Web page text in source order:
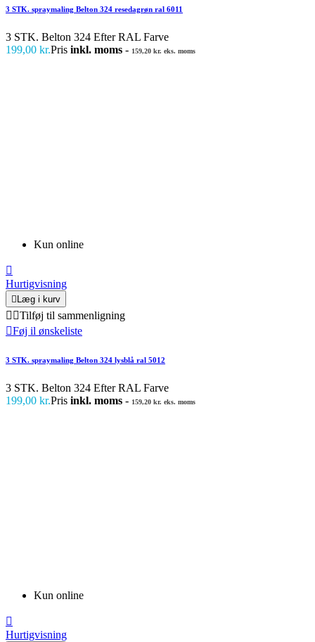
3 STK. spraymaling Belton 324 resedagrøn ral 6011
3 STK. Belton 324 Efter RAL Farve
199,00 kr.Pris inkl. moms - 159,20 kr. eks. moms
Kun online

Hurtigvisning
 Læg i kurv
 Tilføj til sammenligning
Føj il ønskeliste
3 STK. spraymaling Belton 324 lysblå ral 5012
3 STK. Belton 324 Efter RAL Farve
199,00 kr.Pris inkl. moms - 159,20 kr. eks. moms
Kun online

Hurtigvisning